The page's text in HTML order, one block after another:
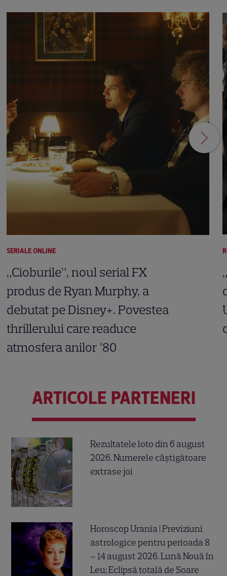
SERIALE ONLINE
„Cioburile”, noul serial FX
produs de Ryan Murphy, a
debutat pe Disney+. Povestea
thrillerului care readuce
atmosfera anilor ’80
ARTICOLE PARTENERI
Rezultatele loto din 6 august
2026. Numerele câștigătoare
extrase joi
Horoscop Urania | Previziuni
astrologice pentru perioada 8
– 14 august 2026. Lună Nouă în
Leu; Eclipsă totală de Soare